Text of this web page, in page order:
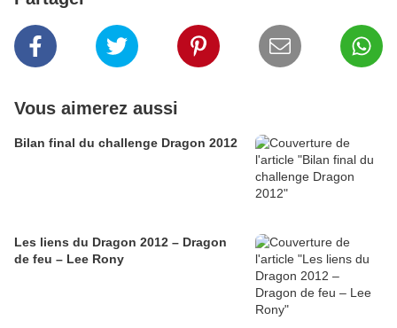
Vous aimerez aussi
Bilan final du challenge Dragon 2012
Les liens du Dragon 2012 – Dragon
de feu – Lee Rony